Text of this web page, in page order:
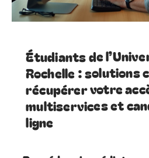
Étudiants de
Rochelle : solutions
récupérer votre
multiservices et
ligne